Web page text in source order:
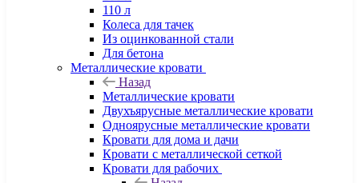
110 л
Колеса для тачек
Из оцинкованной стали
Для бетона
Металлические кровати
Назад
Металлические кровати
Двухъярусные металлические кровати
Одноярусные металлические кровати
Кровати для дома и дачи
Кровати с металлической сеткой
Кровати для рабочих